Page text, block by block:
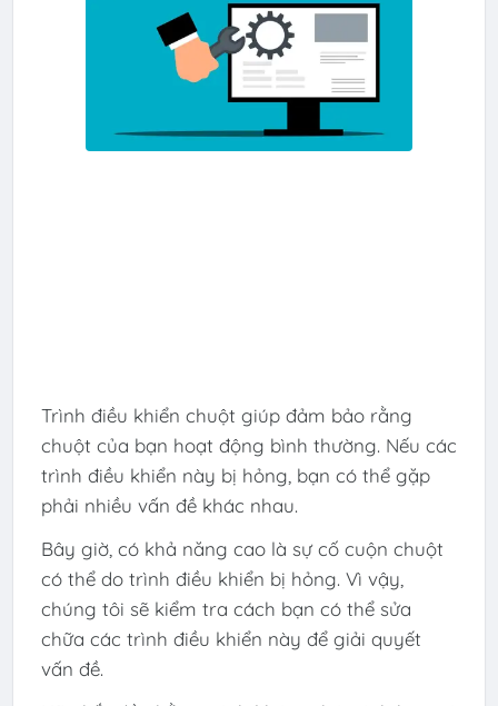
Trình điều khiển chuột giúp đảm bảo rằng
chuột của bạn hoạt động bình thường. Nếu các
trình điều khiển này bị hỏng, bạn có thể gặp
phải nhiều vấn đề khác nhau.
Bây giờ, có khả năng cao là sự cố cuộn chuột
có thể do trình điều khiển bị hỏng. Vì vậy,
chúng tôi sẽ kiểm tra cách bạn có thể sửa
chữa các trình điều khiển này để giải quyết
vấn đề.